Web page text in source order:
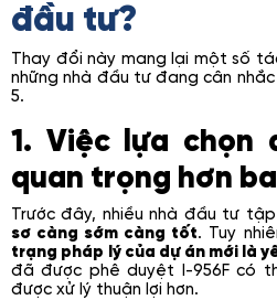
đầu tư?
Thay đổi này mang lại một số
những nhà đầu tư đang cân
5.
1. Việc lựa chọn
quan trọng hơn
Trước đây, nhiều nhà đầu tư
sơ càng sớm càng tốt. Tuy
trạng pháp lý của dự án mới là
đã được phê duyệt I-956F có
được xử lý thuận lợi hơn.